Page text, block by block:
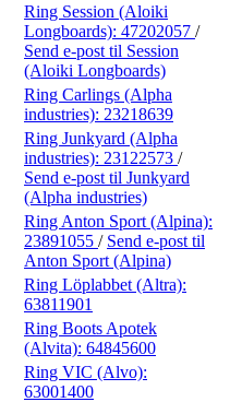
Ring Session (Aloiki
Longboards): 47202057 /
Send e-post til Session
(Aloiki Longboards)
Ring Carlings (Alpha
industries): 23218639
Ring Junkyard (Alpha
industries): 23122573 /
Send e-post til Junkyard
(Alpha industries)
Ring Anton Sport (Alpina):
23891055 / Send e-post til
Anton Sport (Alpina)
Ring Löplabbet (Altra):
63811901
Ring Boots Apotek
(Alvita): 64845600
Ring VIC (Alvo):
63001400